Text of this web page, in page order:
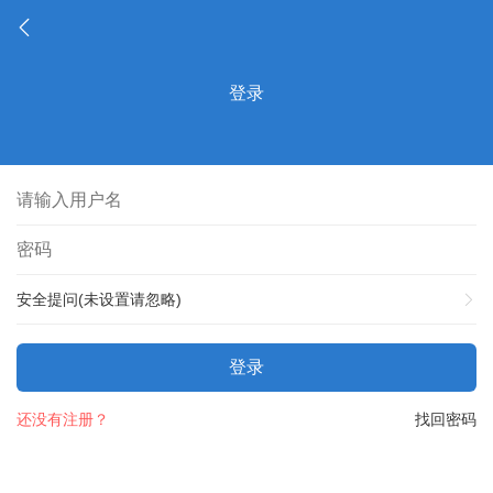
登录
安全提问(未设置请忽略)
登录
找回密码
还没有注册？